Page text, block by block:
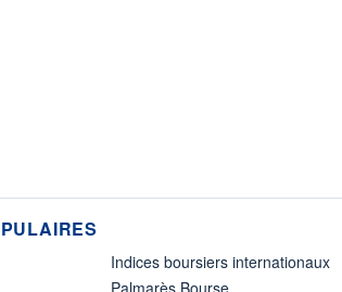
Indices boursiers internationaux
Palmarès Bourse